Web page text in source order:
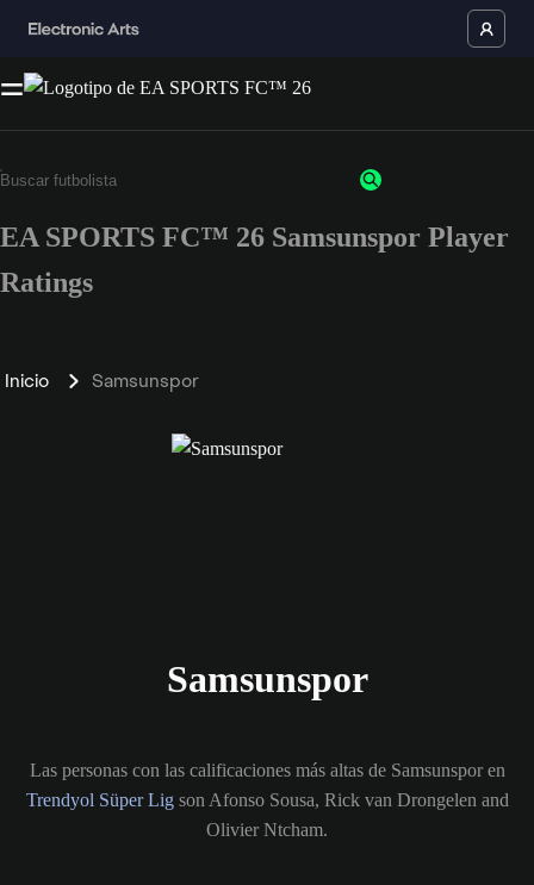
EA SPORTS FC™ 26 Samsunspor Player
Ratings
Inicio Samsunspor
Samsunspor
Las personas con las calificaciones más altas de Samsunspor en
Trendyol Süper Ligson Afonso Sousa, Rick van Drongelen and
Olivier Ntcham.